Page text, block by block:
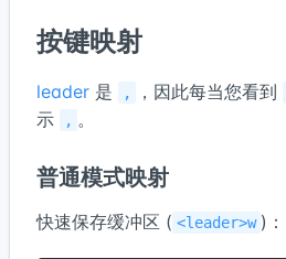
按键映射
leader 是 , ，因此每当您看到
示
, 。
普通模式映射
快速保存缓冲区 ( <leader>w )：